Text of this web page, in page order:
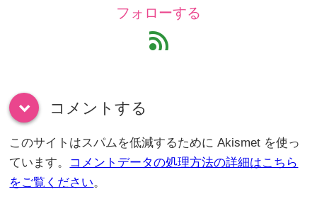
フォローする
feed
down コメントする
このサイトはスパムを低減するために Akismet を使っ
ています。 コメントデータの処理方法の詳細はこちら
をご覧ください。